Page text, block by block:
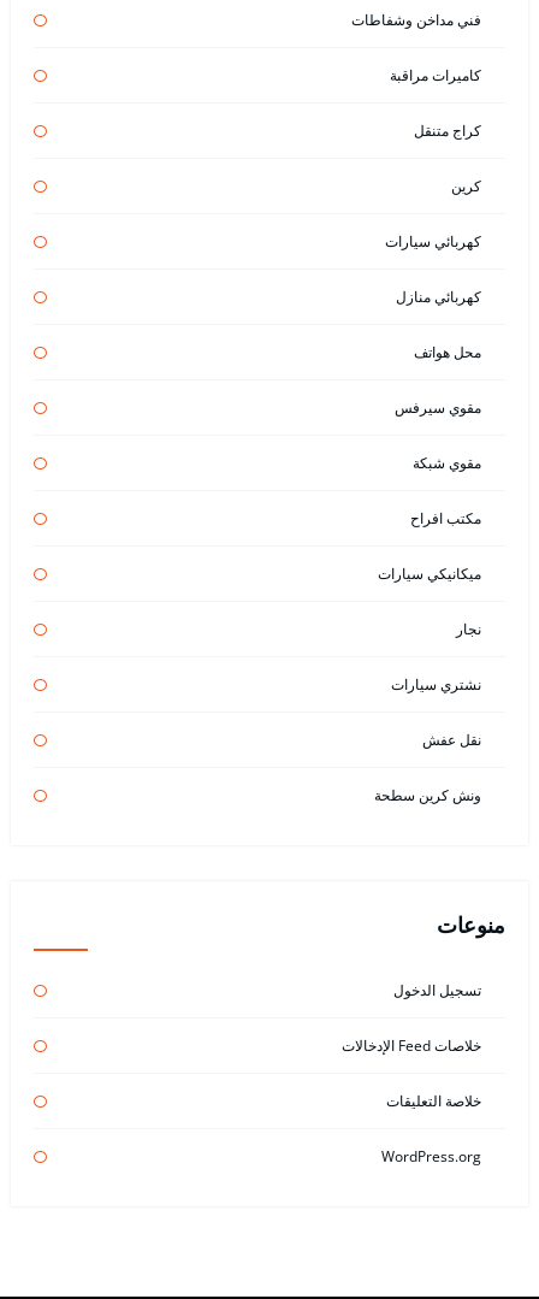
فني مداخن وشفاطات
كاميرات مراقبة
كراج متنقل
كرين
كهربائي سيارات
كهربائي منازل
محل هواتف
مقوي سيرفس
مقوي شبكة
مكتب افراح
ميكانيكي سيارات
نجار
نشتري سيارات
نقل عفش
ونش كرين سطحة
منوعات
تسجيل الدخول
خلاصات Feed الإدخالات
خلاصة التعليقات
WordPress.org